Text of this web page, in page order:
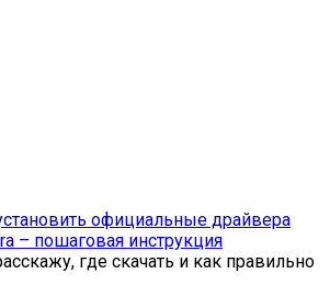
официальные драйвера
– пошаговая инструкция
где скачать и как правильно